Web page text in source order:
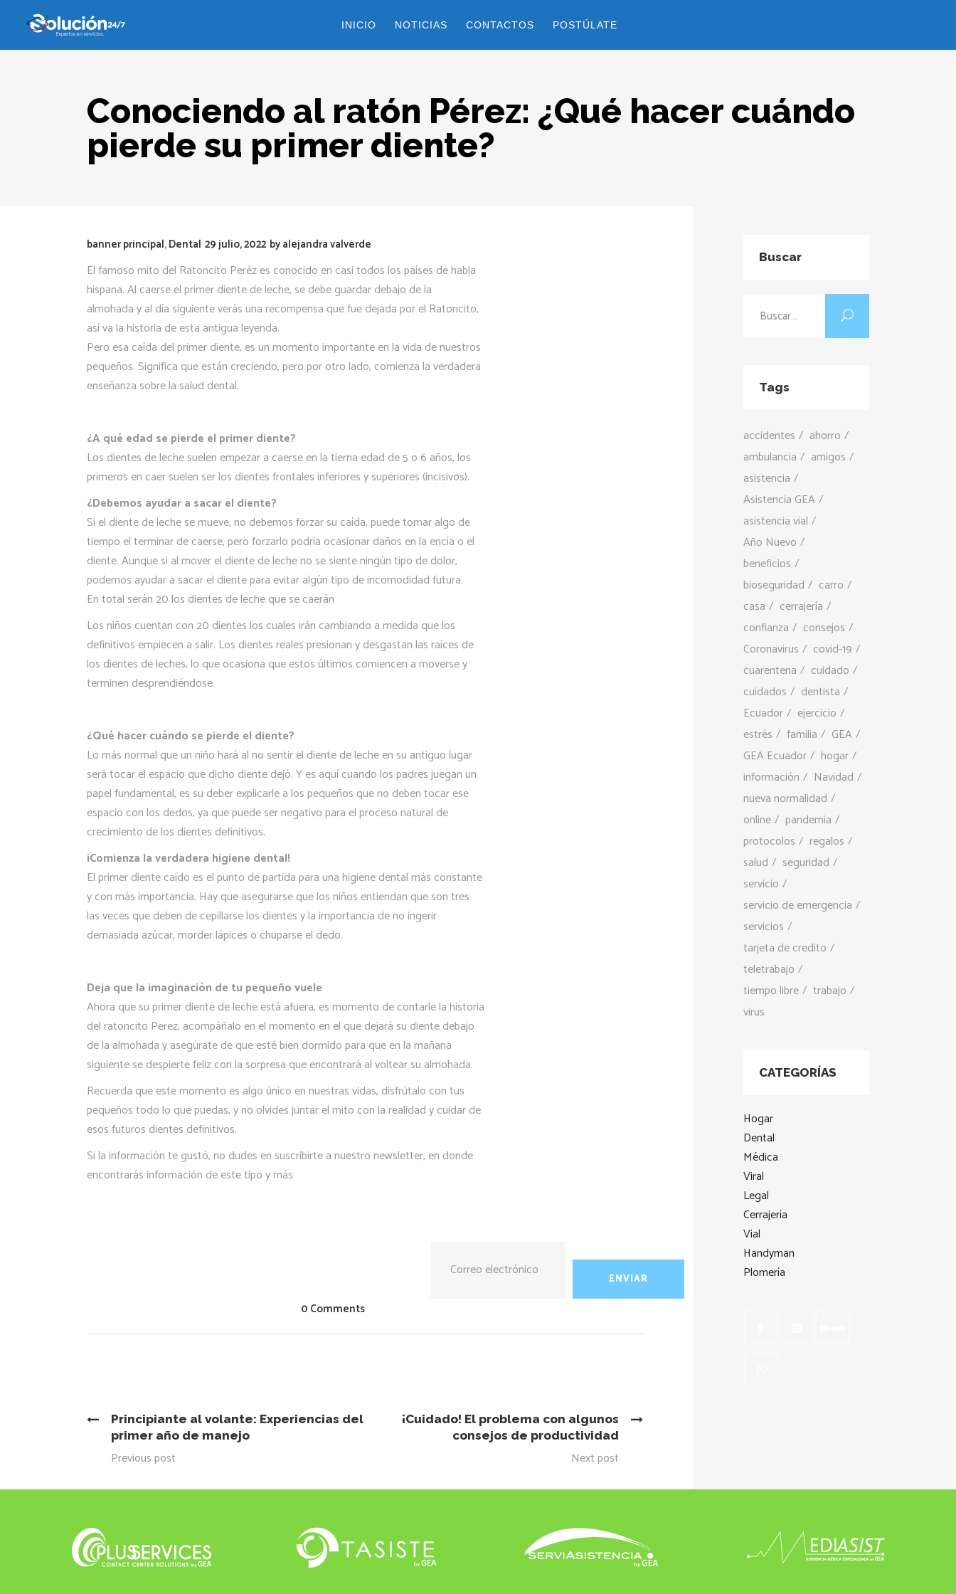
INICIO NOTICIAS CONTACTOS POSTÚLATE
Conociendo al ratón Pérez: ¿Qué hacer cuándo
pierde su primer diente?
banner principal,Dental 29 julio, 2022 byalejandra valverde
El famoso mito del Ratoncito Peréz es conocido en casi todos los países de habla
hispana. Al caerse el primer diente de leche, se debe guardar debajo de la
almohada y al día siguiente verás una recompensa que fue dejada por el Ratoncito,
así va la historia de esta antigua leyenda.
Pero esa caída del primer diente, es un momento importante en la vida de nuestros
pequeños. Significa que están creciendo, pero por otro lado, comienza la verdadera
enseñanza sobre la salud dental.
¿A qué edad se pierde el primer diente?
Los dientes de leche suelen empezar a caerse en la tierna edad de 5 o 6 años, los
primeros en caer suelen ser los dientes frontales inferiores y superiores (incisivos).
¿Debemos ayudar a sacar el diente?
Si el diente de leche se mueve, no debemos forzar su caída, puede tomar algo de
tiempo el terminar de caerse, pero forzarlo podría ocasionar daños en la encía o el
diente. Aunque si al mover el diente de leche no se siente ningún tipo de dolor,
podemos ayudar a sacar el diente para evitar algún tipo de incomodidad futura.
En total serán 20 los dientes de leche que se caerán
Los niños cuentan con 20 dientes los cuales irán cambiando a medida que los
definitivos empiecen a salir. Los dientes reales presionan y desgastan las raíces de
los dientes de leches, lo que ocasiona que estos últimos comiencen a moverse y
terminen desprendiéndose.
¿Qué hacer cuándo se pierde el diente?
Lo más normal que un niño hará al no sentir el diente de leche en su antiguo lugar
será tocar el espacio que dicho diente dejó. Y es aquí cuando los padres juegan un
papel fundamental, es su deber explicarle a los pequeños que no deben tocar ese
espacio con los dedos, ya que puede ser negativo para el proceso natural de
crecimiento de los dientes definitivos.
¡Comienza la verdadera higiene dental!
El primer diente caído es el punto de partida para una higiene dental más constante
y con más importancia. Hay que asegurarse que los niños entiendan que son tres
las veces que deben de cepillarse los dientes y la importancia de no ingerir
demasiada azúcar, morder lápices o chuparse el dedo.
Deja que la imaginación de tu pequeño vuele
Ahora que su primer diente de leche está afuera, es momento de contarle la historia
del ratoncito Perez, acompáñalo en el momento en el que dejará su diente debajo
de la almohada y asegúrate de que esté bien dormido para que en la mañana
siguiente se despierte feliz con la sorpresa que encontrará al voltear su almohada.
Recuerda que este momento es algo único en nuestras vidas, disfrútalo con tus
pequeños todo lo que puedas, y no olvides juntar el mito con la realidad y cuidar de
esos futuros dientes definitivos.
Si la información te gustó, no dudes en suscribirte a nuestro newsletter, en donde
encontrarás información de este tipo y más
0 Comments
Principiante al volante: Experiencias del
primer año de manejo
Previous post
¡Cuidado! El problema con algunos
consejos de productividad
Next post
Buscar
Tags
accidentes
ahorro
ambulancia
amigos
asistencia
Asistencia GEA
asistencia vial
Año Nuevo
beneficios
bioseguridad
carro
casa
cerrajería
confianza
consejos
Coronavirus
covid-19
cuarentena
cuidado
cuidados
dentista
Ecuador
ejercicio
estrés
familia
GEA
GEA Ecuador
hogar
información
Navidad
nueva normalidad
online
pandemia
protocolos
regalos
salud
seguridad
servicio
servicio de emergencia
servicios
tarjeta de credito
teletrabajo
tiempo libre
trabajo
virus
CATEGORÍAS
Hogar
Dental
Médica
Viral
Legal
Cerrajería
Vial
Handyman
Plomería